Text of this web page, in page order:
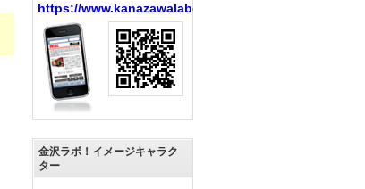
https://www.kanazawalabo.net/
金沢ラボ！イメージキャラク
ター